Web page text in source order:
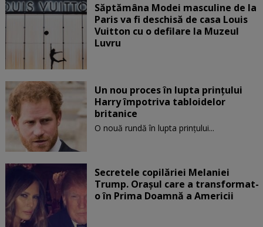
Săptămâna Modei masculine de la
Paris va fi deschisă de casa Louis
Vuitton cu o defilare la Muzeul
Luvru
Un nou proces în lupta prinţului
Harry împotriva tabloidelor
britanice
O nouă rundă în lupta prinţului...
Secretele copilăriei Melaniei
Trump. Orașul care a transformat-
o în Prima Doamnă a Americii